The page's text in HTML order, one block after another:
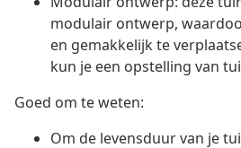
modulair ontwerp,
en gemakkelijk te
kun je een opstelling van
Goed om te weten:
Om de levensduur van je